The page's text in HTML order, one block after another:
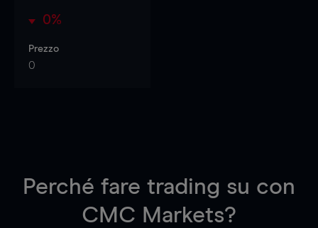
0%
Prezzo
0
Perché fare trading su con
CMC Markets?